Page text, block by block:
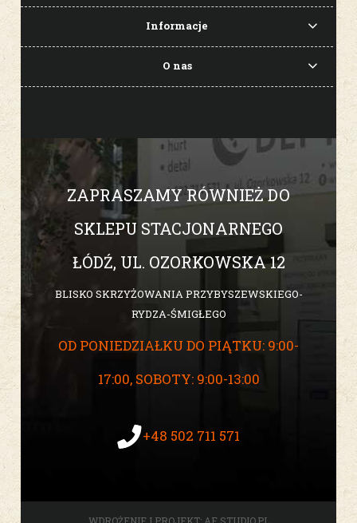
Informacje
O nas
ZAPRASZAMY RÓWNIEŻ DO
SKLEPU STACJONARNEGO
ŁÓDŹ, UL. OZORKOWSKA 12
BLISKO SKRZYŻOWANIA PRZYBYSZEWSKIEGO-
RYDZA-ŚMIGŁEGO
OD PONIEDZIAŁKU DO PIĄTKU: 9:00-
17:00, SOBOTY: 9:00-13:00
+48 502 711 571
WDROŻENIE I PROJEKT: AF STUDIO.PL